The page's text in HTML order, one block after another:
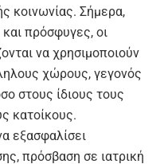
κοινωνίας. Σήμερα,
πρόσφυγες, οι
να χρησιμοποιούν
χώρους, γεγονός
στους ίδιους τους
κατοίκους.
εξασφαλίσει
πρόσβαση σε ιατρική